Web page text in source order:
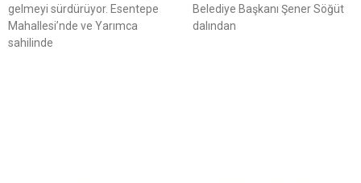
gelmeyi sürdürüyor. Esentepe
Mahallesi’nde ve Yarımca
sahilinde
Belediye Başkanı Şener Söğüt
dalından